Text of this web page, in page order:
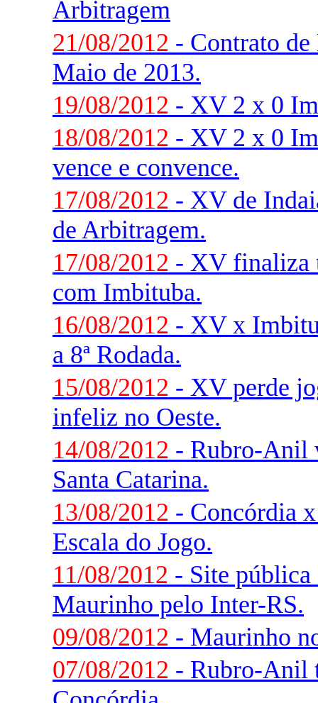
Arbitragem
21/08/2012 - Contrato
Maio de 2013.
19/08/2012 - XV 2 x 0
18/08/2012 - XV 2 x 0
vence e convence.
17/08/2012 - XV de
de Arbitragem.
17/08/2012 - XV finaliza
com Imbituba.
16/08/2012 - XV x
a 8ª Rodada.
15/08/2012 - XV perde
infeliz no Oeste.
14/08/2012 - Rubro-Anil
Santa Catarina.
13/08/2012 - Concórdia
Escala do Jogo.
11/08/2012 - Site pública
Maurinho pelo Inter-RS.
09/08/2012 - Maurinho
07/08/2012 - Rubro-Anil